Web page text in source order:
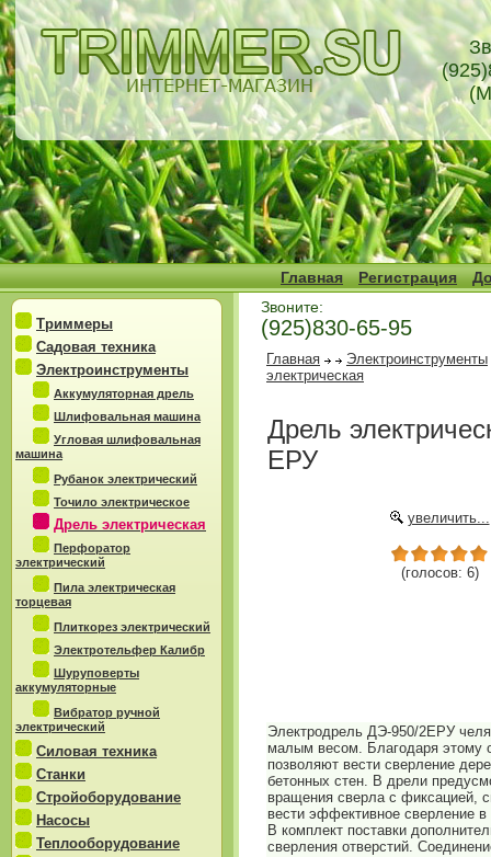
Главная Регистрация
Триммеры
Садовая техника
Электроинструменты
Аккумуляторная дрель
Шлифовальная машина
Угловая шлифовальная
машина
Рубанок электрический
Точило электрическое
Дрель электрическая
Перфоратор
электрический
Пила электрическая
торцевая
Плиткорез электрический
Электротельфер Калибр
Шуруповерты
аккумуляторные
Вибратор ручной
электрический
Силовая техника
Станки
Стройоборудование
Насосы
Теплооборудование
Звоните:
(925)830-65-95
Главная
Электроинструменты
электрическая
Дрель
ЕРУ
увеличить...
(голосов: 6)
Электродрель ДЭ-950/2ЕРУ
малым весом. Благодаря этому
позволяют вести сверление
бетонных стен. В дрели
вращения сверла с фиксацией,
вести эффективное сверление в
В комплект поставки
сверления отверстий.